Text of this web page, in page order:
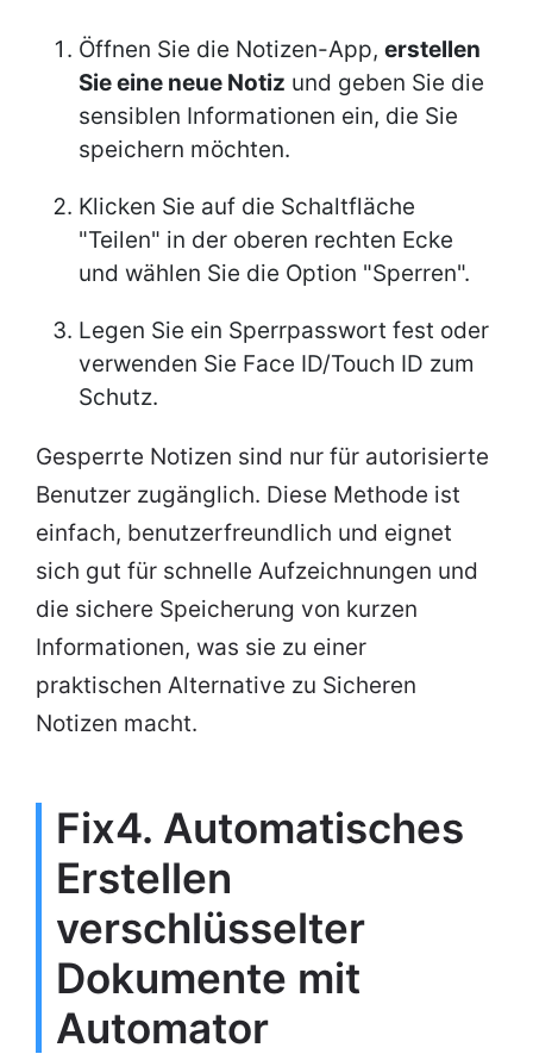
Öffnen Sie die Notizen-App, erstellen
Sie eine neue Notiz und geben Sie die
sensiblen Informationen ein, die Sie
speichern möchten.
Klicken Sie auf die Schaltfläche
"Teilen" in der oberen rechten Ecke
und wählen Sie die Option "Sperren".
Legen Sie ein Sperrpasswort fest oder
verwenden Sie Face ID/Touch ID zum
Schutz.
Gesperrte Notizen sind nur für autorisierte
Benutzer zugänglich. Diese Methode ist
einfach, benutzerfreundlich und eignet
sich gut für schnelle Aufzeichnungen und
die sichere Speicherung von kurzen
Informationen, was sie zu einer
praktischen Alternative zu Sicheren
Notizen macht.
Fix4. Automatisches
Erstellen
verschlüsselter
Dokumente mit
Automator